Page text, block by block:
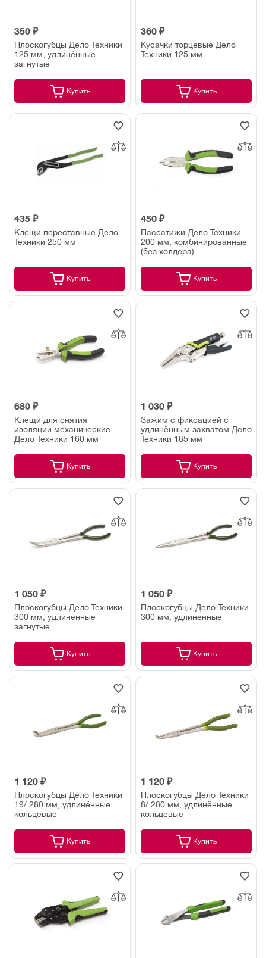
350 ₽
Плоскогубцы Дело Техники
125 мм, удлинённые
загнутые
Купить
360 ₽
Кусачки торцевые Дело
Техники 125 мм
Купить
435 ₽
Клещи переставные Дело
Техники 250 мм
Купить
450 ₽
Пассатижи Дело Техники
200 мм, комбинированные
(без холдера)
Купить
680 ₽
Клещи для снятия
изоляции механические
Дело Техники 160 мм
Купить
1 030 ₽
Зажим с фиксацией с
удлинённым захватом Дело
Техники 165 мм
Купить
1 050 ₽
Плоскогубцы Дело Техники
300 мм, удлинённые
загнутые
Купить
1 050 ₽
Плоскогубцы Дело Техники
300 мм, удлинённые
Купить
1 120 ₽
Плоскогубцы Дело Техники
19/ 280 мм, удлинённые
кольцевые
Купить
1 120 ₽
Плоскогубцы Дело Техники
8/ 280 мм, удлинённые
кольцевые
Купить